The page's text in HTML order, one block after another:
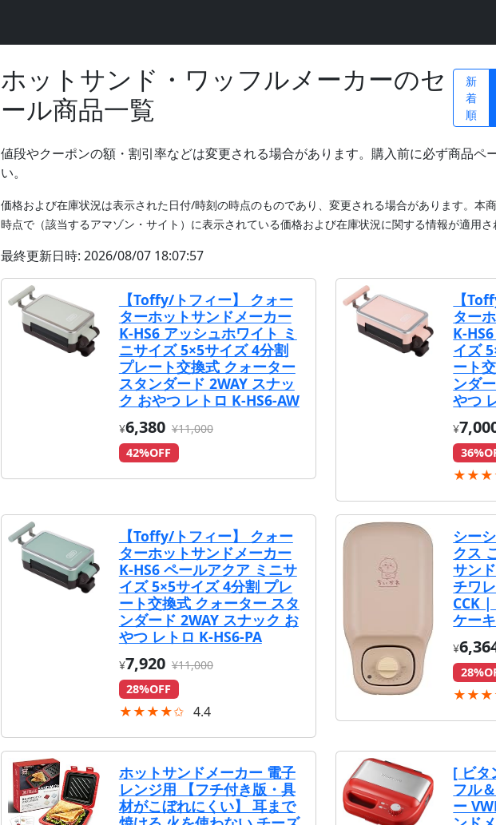
ホットサンド・ワッフルメーカーのセ
ール商品一覧
新
着
順
値段やクーポンの額・割引率などは変更される場合があります。購入前に必ず商品ペ
い。
価格および在庫状況は表示された日付/時刻の時点のものであり、変更される場合があります。本
時点で（該当するアマゾン・サイト）に表示されている価格および在庫状況に関する情報が適用さ
最終更新日時: 2026/08/07 18:07:57
【Toffy/トフィー】 クォー
ターホットサンドメーカー
K-HS6 アッシュホワイト ミ
ニサイズ 5×5サイズ 4分割
プレート交換式 クォーター
スタンダード 2WAY スナッ
ク おやつ レトロ K-HS6-AW
¥6,380 ¥11,000
42%OFF
【
ター
K-
イズ
ート
ンダ
やつ
¥
【Toffy/トフィー】 クォー
ターホットサンドメーカー
K-HS6 ペールアクア ミニサ
イズ 5×5サイズ 4分割 プレ
ート交換式 クォーター スタ
ンダード 2WAY スナック お
やつ レトロ K-HS6-PA
¥7,920 ¥11,000
28%OFF
★★★★✩ 4.4
シー
クス
サン
チワ
CCK |
ケー
¥
ホットサンドメーカー 電子
レンジ用 【フチ付き版・具
材がこぼれにくい】 耳まで
[ ビタ
フル
ー